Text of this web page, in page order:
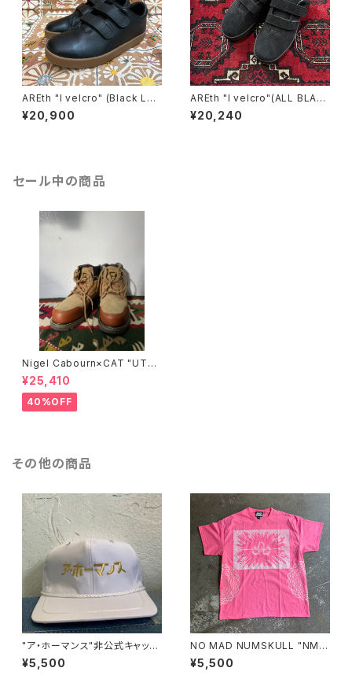
AREth "I velcro" (Black Lea
ther Gum)
¥20,900
AREth "I velcro"(ALL BLAC
K)
¥20,240
セール中の商品
Nigel Cabourn×CAT "UTA
H"/BROWN
¥25,410
40%OFF
その他の商品
"ア・ホーマンス"非公式キャップ
(WHITE)
¥5,500
NO MAD NUMSKULL "NMN
MULTI PRINT S/T"(SAFETY
PINK.XL)
¥5,500